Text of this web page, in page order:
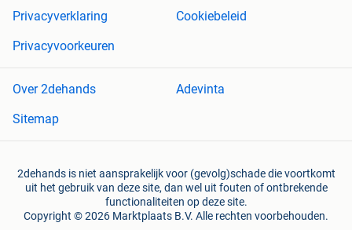
Privacyverklaring
Cookiebeleid
Privacyvoorkeuren
Over 2dehands
Adevinta
Sitemap
2dehands is niet aansprakelijk voor (gevolg)schade die voortkomt
uit het gebruik van deze site, dan wel uit fouten of ontbrekende
functionaliteiten op deze site.
Copyright © 2026 Marktplaats B.V. Alle rechten voorbehouden.